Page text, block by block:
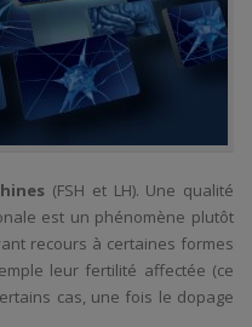
(FSH et LH). Une qualité
est un phénomène plutôt
recours à certaines formes
leur fertilité affectée (ce
cas, une fois le dopage